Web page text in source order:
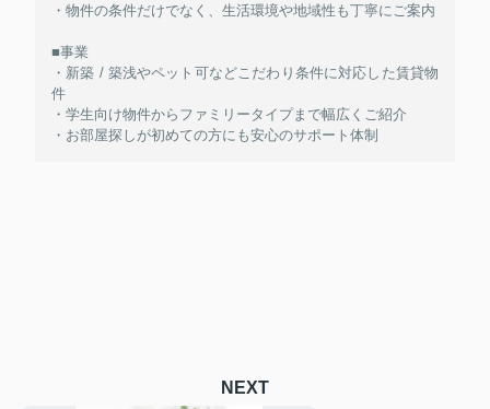
・物件の条件だけでなく、生活環境や地域性も丁寧にご案内
■事業
・新築 / 築浅やペット可などこだわり条件に対応した賃貸物
件
・学生向け物件からファミリータイプまで幅広くご紹介
・お部屋探しが初めての方にも安心のサポート体制
NEXT